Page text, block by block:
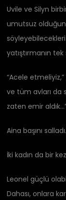
Uvile ve Silyn
umutsuz
yatıştırmanın
“Acele
ve tüm avları da
zaten emir
Aina başını
İki kadın da bir
Leonel güçlü
Dahası, onlara